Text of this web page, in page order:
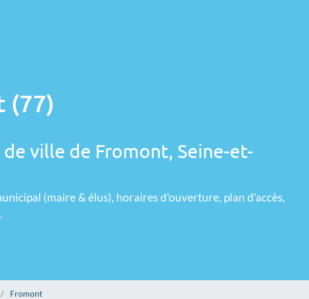
(77)
ville de Fromont, Seine-et-
(maire & élus), horaires d'ouverture, plan d'accès,
Fromont